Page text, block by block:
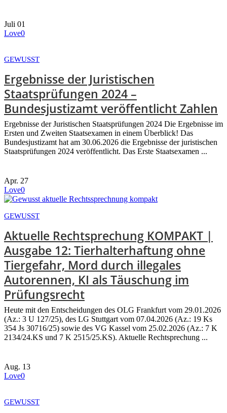
Juli 01
Love0
GEWUSST
Ergebnisse der Juristischen
Staatsprüfungen 2024 –
Bundesjustizamt veröffentlicht Zahlen
Ergebnisse der Juristischen Staatsprüfungen 2024 Die Ergebnisse im
Ersten und Zweiten Staatsexamen in einem Überblick! Das
Bundesjustizamt hat am 30.06.2026 die Ergebnisse der juristischen
Staatsprüfungen 2024 veröffentlicht. Das Erste Staatsexamen ...
Apr. 27
Love0
GEWUSST
Aktuelle Rechtsprechung KOMPAKT |
Ausgabe 12: Tierhalterhaftung ohne
Tiergefahr, Mord durch illegales
Autorennen, KI als Täuschung im
Prüfungsrecht
Heute mit den Entscheidungen des OLG Frankfurt vom 29.01.2026
(Az.: 3 U 127/25), des LG Stuttgart vom 07.04.2026 (Az.: 19 Ks
354 Js 30716/25) sowie des VG Kassel vom 25.02.2026 (Az.: 7 K
2134/24.KS und 7 K 2515/25.KS). Aktuelle Rechtsprechung ...
Aug. 13
Love0
GEWUSST